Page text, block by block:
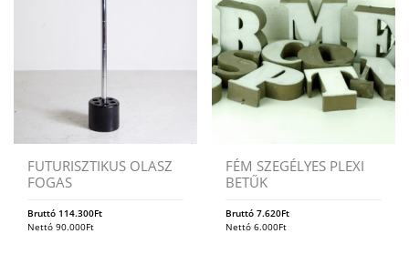
FUTURISZTIKUS OLASZ
FOGAS
Bruttó 114.300Ft
Nettó 90.000Ft
FÉM SZEGÉLYES PLEXI
BETŰK
Bruttó7.620Ft
Nettó6.000Ft